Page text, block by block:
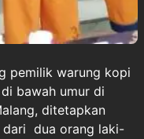
pemilik warung kopi
bawah umur di
, ditetapkan
dari dua orang laki-